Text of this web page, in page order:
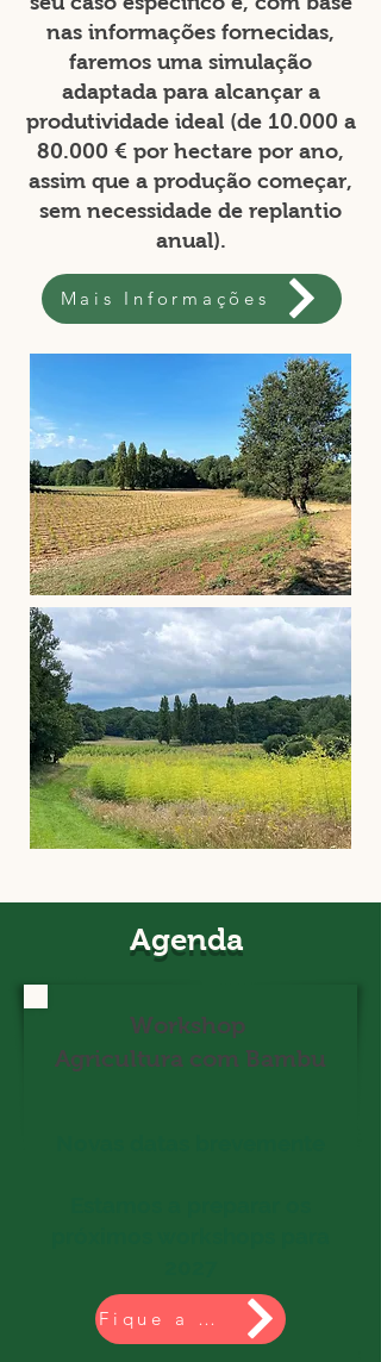
nas informações fornecidas,
faremos uma simulação
adaptada para alcançar a
produtividade ideal (de 10.000 a
80.000 € por hectare por ano,
assim que a produção começar,
sem necessidade de replantio
anual).
Mais Informações
Agenda
Workshop
Agricultura com Bambu
Fique a Par das Novas Datas